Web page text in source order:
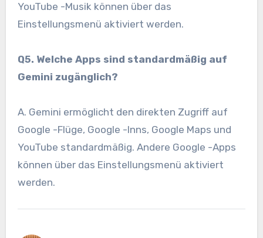
YouTube -Musik können über das
Einstellungsmenü aktiviert werden.
Q5. Welche Apps sind standardmäßig auf
Gemini zugänglich?
A. Gemini ermöglicht den direkten Zugriff auf
Google -Flüge, Google -Inns, Google Maps und
YouTube standardmäßig. Andere Google -Apps
können über das Einstellungsmenü aktiviert
werden.